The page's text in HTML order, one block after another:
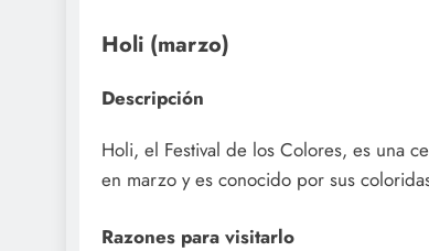
Holi (marzo)
Descripción
Holi, el Festival de los Colores, es una
en marzo y es conocido por sus
Razones para visitarlo